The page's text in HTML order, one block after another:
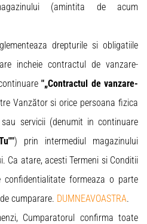
(amintita de acum
drepturile si obligatiile
incheie contractul de vanzare-
"„Contractul de vanzare-
Vanzător si orice persoana fizica
servicii (denumit in continuare
) prin intermediul magazinului
Ca atare, acesti Termeni si Conditii
confidentialitate formeaza o parte
cumparare. DUMNEAVOASTRA.
Cumparatorul confirma toate